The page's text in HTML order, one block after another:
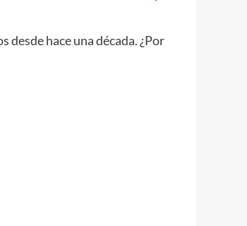
hace una década. ¿Por